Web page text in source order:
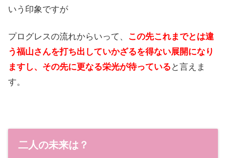
いう印象ですが
プログレスの流れからいって、
この先これまでとは違
う福山さんを打ち出していかざるを得ない展開になり
ますし、その先に更なる栄光が待っている と言えま
す。
二人の未来は？